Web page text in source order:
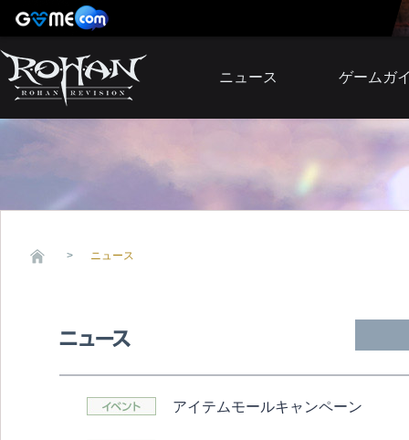
ニュース
アップデート
ゲームガ
ニュース
アイテムモールキャンペーン